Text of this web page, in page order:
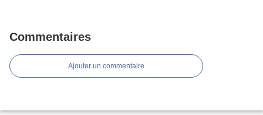
Commentaires
Ajouter un commentaire